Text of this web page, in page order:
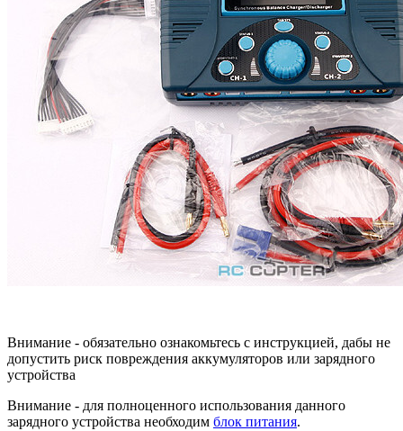
Внимание - обязательно ознакомьтесь с инструкцией, дабы не
допустить риск повреждения аккумуляторов или зарядного
устройства
Внимание - для полноценного использования данного
зарядного устройства необходим блок питания.